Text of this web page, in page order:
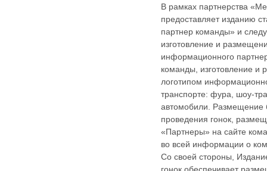
В рамках партнерства
предоставляет изданию
партнер команды» и
изготовление и
информационного
команды, изготовление и
логотипом
транспорте: фура, шоу-
автомобили. Размещение
проведения гонок,
«Партнеры» на сайте
во всей информации о
Со своей стороны,